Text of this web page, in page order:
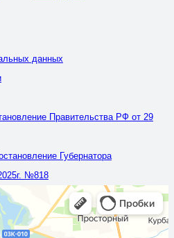
данных
Правительства РФ от 29
Губернатора
№818